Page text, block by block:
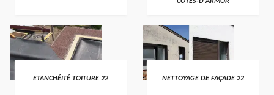
ETANCHÉITÉ TOITURE 22 NETTOYAGE DE FAÇADE 22